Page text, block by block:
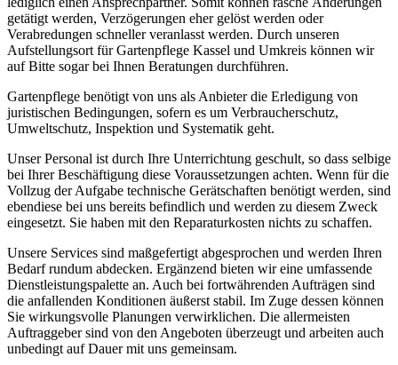
getätigt werden, Verzögerungen eher gelöst werden oder
Verabredungen schneller veranlasst werden. Durch unseren
Aufstellungsort für Gartenpflege Kassel und Umkreis können wir
auf Bitte sogar bei Ihnen Beratungen durchführen.
Gartenpflege benötigt von uns als Anbieter die Erledigung von
juristischen Bedingungen, sofern es um Verbraucherschutz,
Umweltschutz, Inspektion und Systematik geht.
Unser Personal ist durch Ihre Unterrichtung geschult, so dass selbige
bei Ihrer Beschäftigung diese Voraussetzungen achten. Wenn für die
Vollzug der Aufgabe technische Gerätschaften benötigt werden, sind
ebendiese bei uns bereits befindlich und werden zu diesem Zweck
eingesetzt. Sie haben mit den Reparaturkosten nichts zu schaffen.
Unsere Services sind maßgefertigt abgesprochen und werden Ihren
Bedarf rundum abdecken. Ergänzend bieten wir eine umfassende
Dienstleistungspalette an. Auch bei fortwährenden Aufträgen sind
die anfallenden Konditionen äußerst stabil. Im Zuge dessen können
Sie wirkungsvolle Planungen verwirklichen. Die allermeisten
Auftraggeber sind von den Angeboten überzeugt und arbeiten auch
unbedingt auf Dauer mit uns gemeinsam.